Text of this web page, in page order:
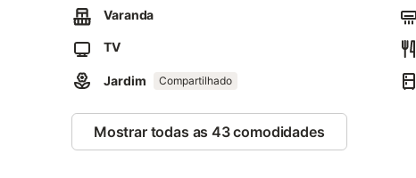
O estacionamento gratuito está disponível na rua.
São permitidos animais de estimação (máx. 2 cães).
Não são permitidas festas.
Só é permitido fumar na varanda.
Varanda
TV
Jardim Compartilhado
Mostrar todas as 43 comodidades